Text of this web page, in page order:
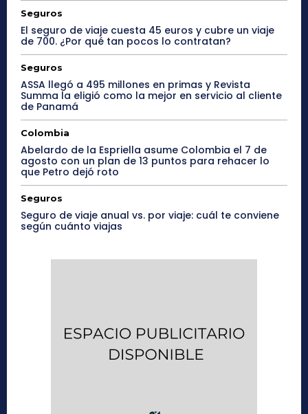
Seguros
El seguro de viaje cuesta 45 euros y cubre un viaje
de 700. ¿Por qué tan pocos lo contratan?
Seguros
ASSA llegó a 495 millones en primas y Revista
Summa la eligió como la mejor en servicio al cliente
de Panamá
Colombia
Abelardo de la Espriella asume Colombia el 7 de
agosto con un plan de 13 puntos para rehacer lo
que Petro dejó roto
Seguros
Seguro de viaje anual vs. por viaje: cuál te conviene
según cuánto viajas